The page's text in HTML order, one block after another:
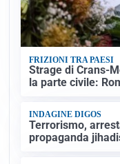
FRIZIONI TRA PAESI
Strage di Crans-
la parte civile:
INDAGINE DIGOS
Terrorismo,
propaganda